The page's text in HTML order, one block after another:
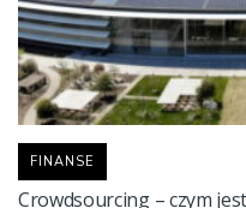
FINANSE
Crowdsourcing – czym